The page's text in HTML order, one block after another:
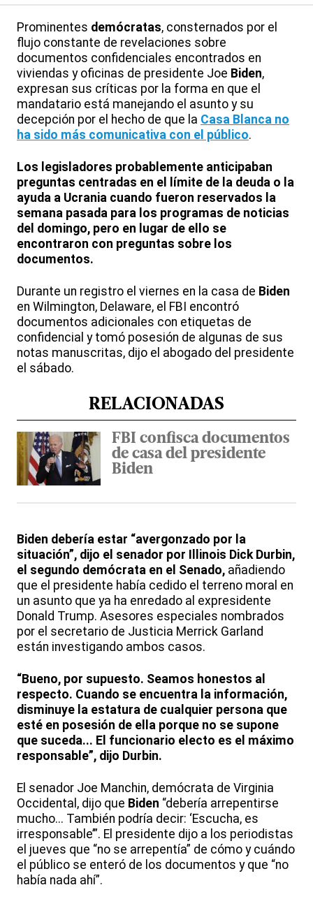
Prominentes demócratas, consternados por el
flujo constante de revelaciones sobre
documentos confidenciales encontrados en
viviendas y oficinas de presidente Joe Biden,
expresan sus críticas por la forma en que el
mandatario está manejando el asunto y su
decepción por el hecho de que la Casa Blanca no
ha sido más comunicativa con el público.
Los legisladores probablemente anticipaban
preguntas centradas en el límite de la deuda o la
ayuda a Ucrania cuando fueron reservados la
semana pasada para los programas de noticias
del domingo, pero en lugar de ello se
encontraron con preguntas sobre los
documentos.
Durante un registro el viernes en la casa de Biden
en Wilmington, Delaware, el FBI encontró
documentos adicionales con etiquetas de
confidencial y tomó posesión de algunas de sus
notas manuscritas, dijo el abogado del presidente
el sábado.
RELACIONADAS
FBI confisca documentos
de casa del presidente
Biden
Biden debería estar “avergonzado por la
situación”, dijo el senador por Illinois Dick Durbin,
el segundo demócrata en el Senado, añadiendo
que el presidente había cedido el terreno moral en
un asunto que ya ha enredado al expresidente
Donald Trump. Asesores especiales nombrados
por el secretario de Justicia Merrick Garland
están investigando ambos casos.
“Bueno, por supuesto. Seamos honestos al
respecto. Cuando se encuentra la información,
disminuye la estatura de cualquier persona que
esté en posesión de ella porque no se supone
que suceda... El funcionario electo es el máximo
responsable”, dijo Durbin.
El senador Joe Manchin, demócrata de Virginia
Occidental, dijo que Biden “debería arrepentirse
mucho... También podría decir: ‘Escucha, es
irresponsable’”. El presidente dijo a los periodistas
el jueves que “no se arrepentía” de cómo y cuándo
el público se enteró de los documentos y que “no
había nada ahí”.